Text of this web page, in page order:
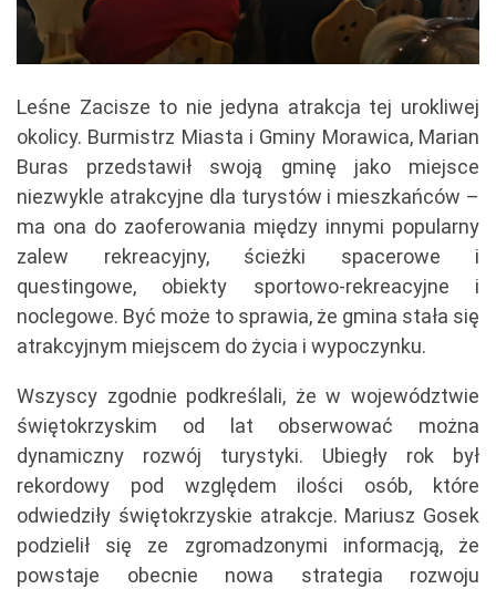
Leśne Zacisze to nie jedyna atrakcja tej urokliwej
okolicy. Burmistrz Miasta i Gminy Morawica, Marian
Buras przedstawił swoją gminę jako miejsce
niezwykle atrakcyjne dla turystów i mieszkańców –
ma ona do zaoferowania między innymi popularny
zalew rekreacyjny, ścieżki spacerowe i
questingowe, obiekty sportowo-rekreacyjne i
noclegowe. Być może to sprawia, że gmina stała się
atrakcyjnym miejscem do życia i wypoczynku.
Wszyscy zgodnie podkreślali, że w województwie
świętokrzyskim od lat obserwować można
dynamiczny rozwój turystyki. Ubiegły rok był
rekordowy pod względem ilości osób, które
odwiedziły świętokrzyskie atrakcje. Mariusz Gosek
podzielił się ze zgromadzonymi informacją, że
powstaje obecnie nowa strategia rozwoju